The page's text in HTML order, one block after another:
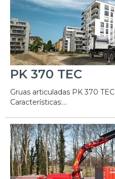
PK 370 TEC
Gruas articuladas PK 370 TEC
Características:...